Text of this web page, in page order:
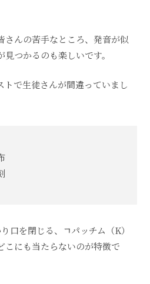
さんの苦手なところ、発音が似
つかるのも楽しいです。
トで生徒さんが間違っていまし
口を閉じる、ㄱパッチム（K）
こにも当たらないのが特徴で